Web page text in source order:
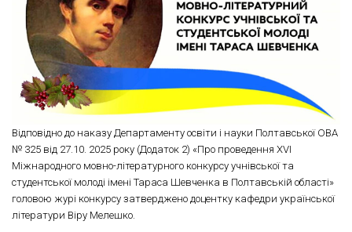
Відповідно до наказу Департаменту освіти і науки Полтавської ОВА
№ 325 від 27.10. 2025 року (Додаток 2) «Про проведення XVІ
Міжнародного мовно-літературного конкурсу учнівської та
студентської молоді імені Тараса Шевченка в Полтавській області»
головою журі конкурсу затверджено доцентку кафедри української
літератури Віру Мелешко.